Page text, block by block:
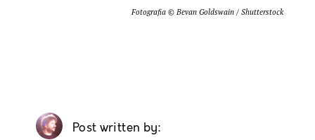
Fotografia © Bevan Goldswain / Shutterstock
Post written by